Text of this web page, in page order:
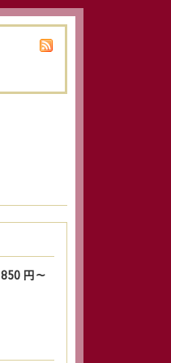
850 円～